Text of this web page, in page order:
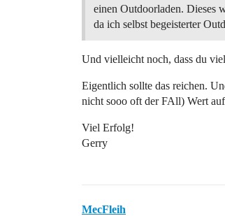
einen Outdoorladen. Dieses
da ich selbst begeisterter
Und vielleicht noch, dass du
Eigentlich sollte das reichen.
nicht sooo oft der FAll) Wert
Viel Erfolg!
Gerry
MecFleih